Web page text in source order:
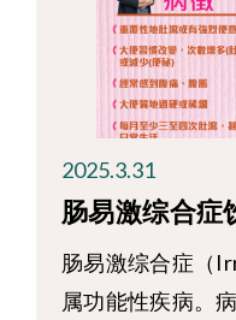
2025.3.31
肠易激综合症
肠易激综合症（
属功能性疾病。